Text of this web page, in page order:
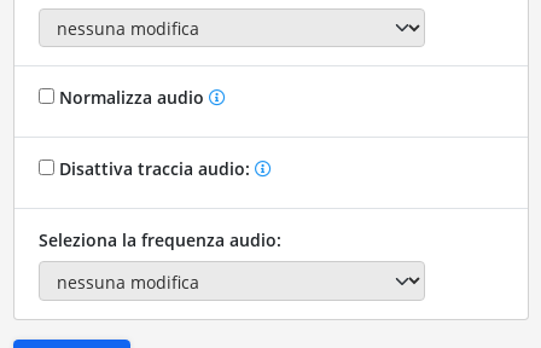
Normalizza audio
Disattiva traccia audio:
Seleziona la frequenza audio: